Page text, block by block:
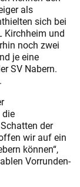
als
sich bei
Kirchheim und
noch zwei
je eine
SV Nabern.
die
der
wir auf ein
können“,
Vorrunden-